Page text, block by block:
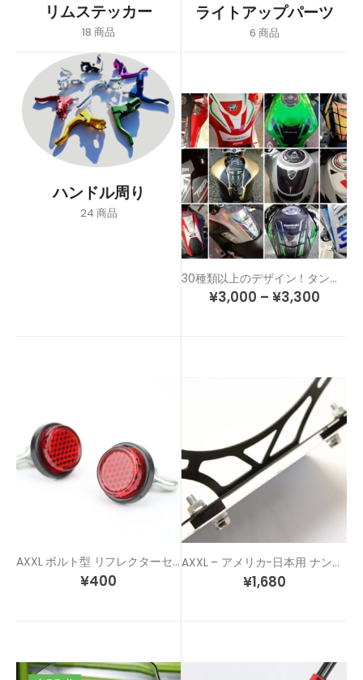
リムステッカー
18 商品
ライトアップパーツ
6 商品
ハンドル周り
24 商品
30種類以上のデザイン！タンクのドレスアップ＆傷防止！カスタム タンクパッド
¥3,000 – ¥3,300
AXXL ボルト型 リフレクターセット
¥400
AXXL – アメリカ-日本用 ナンバー穴 変換ステーキット
¥1,680